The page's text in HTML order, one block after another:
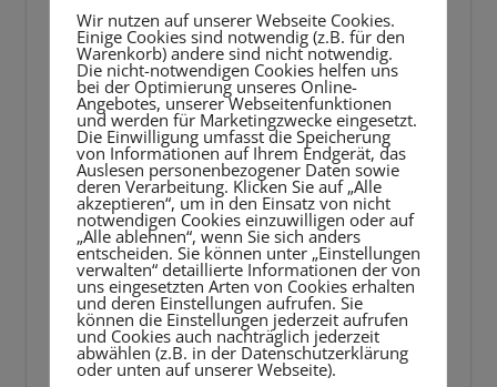
Player
Wir nutzen auf unserer Webseite Cookies.
Einige Cookies sind notwendig (z.B. für den
Warenkorb) andere sind nicht notwendig.
Die nicht-notwendigen Cookies helfen uns
bei der Optimierung unseres Online-
Angebotes, unserer Webseitenfunktionen
und werden für Marketingzwecke eingesetzt.
Die Einwilligung umfasst die Speicherung
von Informationen auf Ihrem Endgerät, das
Auslesen personenbezogener Daten sowie
deren Verarbeitung. Klicken Sie auf „Alle
akzeptieren“, um in den Einsatz von nicht
notwendigen Cookies einzuwilligen oder auf
„Alle ablehnen“, wenn Sie sich anders
entscheiden. Sie können unter „Einstellungen
verwalten“ detaillierte Informationen der von
uns eingesetzten Arten von Cookies erhalten
und deren Einstellungen aufrufen. Sie
können die Einstellungen jederzeit aufrufen
und Cookies auch nachträglich jederzeit
abwählen (z.B. in der Datenschutzerklärung
oder unten auf unserer Webseite).